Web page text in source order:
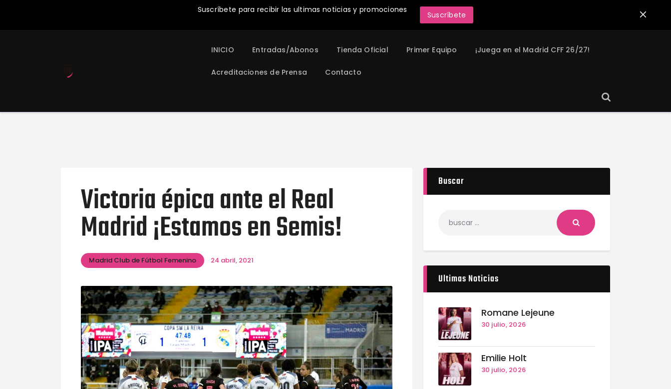
Suscríbete para recibir las ultimas noticias y promociones
Suscríbete
INICIO Entradas/Abonos Tienda Oficial Primer Equipo ¡Juega en el Madrid CFF 26/27!
Acreditaciones de Prensa Contacto
INICIO
Tienda Oficial
¡Juega en el Madrid CFF 26/27!
Contacto
Victoria épica ante el Real
Madrid ¡Estamos en Semis!
Madrid Club de Fútbol Femenino 24 abril, 2021
Buscar
Ultimas Noticias
Romane Lejeune
30 julio, 2026
Emilie Holt
30 julio, 2026